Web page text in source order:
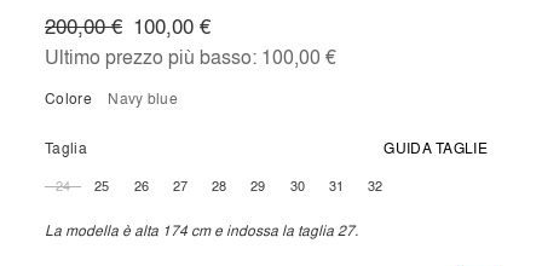
100,00 €
200,00 €
Ultimo prezzo più basso: 100,00 €
Colore navy blue
Taglia GUIDA TAGLIE
24 25 26 27 28 29 30 31 32
La modella è alta 174 cm e indossa la taglia 27.